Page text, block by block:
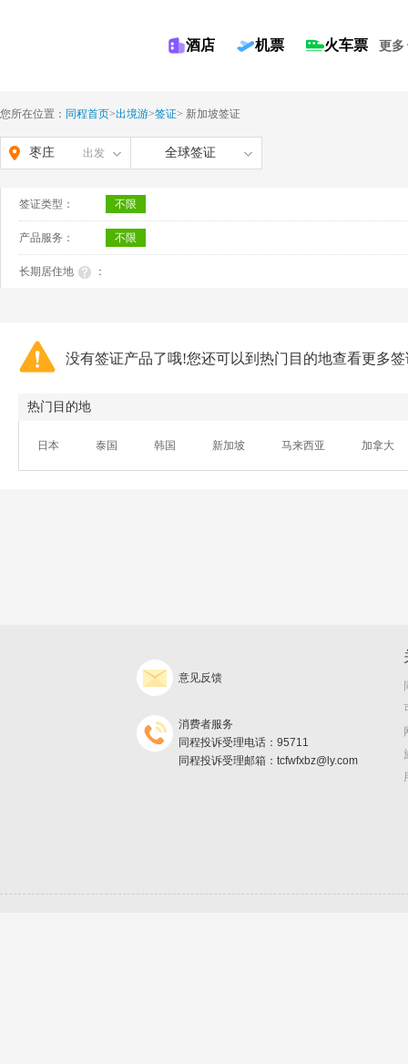
酒店 机票 火车票 更多
您所在位置： 同程首页>出境游>签证> 新加坡签证
枣庄 出发 全球签证
签证类型： 不限
产品服务： 不限
长期居住地 ：
没有签证产品了哦!您还可以到热门目的地查看更多
热门目的地
日本 泰国 韩国 新加坡 马来西亚 加拿大
意见反馈
消费者服务
同程投诉受理电话：95711
同程投诉受理邮箱：tcfwfxbz@ly.com